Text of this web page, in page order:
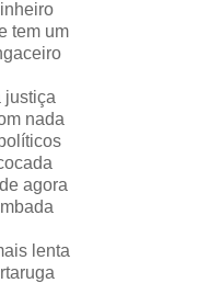
tem um
justiça
nada
agora
lenta